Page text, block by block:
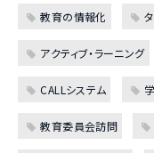
教育の情報化
アクティブ・ラーニング
CALLシステム
教育委員会訪問